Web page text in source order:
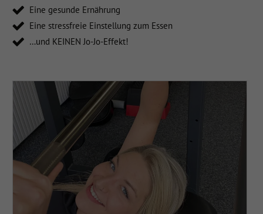
Eine gesunde Ernährung
Eine stressfreie Einstellung zum Essen
…und KEINEN Jo-Jo-Effekt!